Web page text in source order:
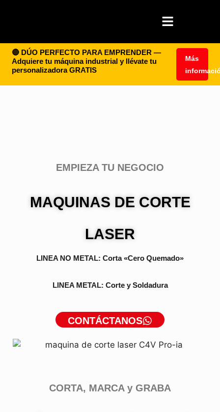
🔴 DÚO PERFECTO PARA EMPRENDER —
Adquiere tu máquina industrial y llévate tu
personalizadora GRATIS
Más
EMPIEZA TU NEGOCIO
MAQUINAS DE CORTE
LASER
LINEA NO METAL: Corta «Cero Quemado»
LINEA METAL: Corte y Soldadura
CONTÁCTANOS
CORTA, MARCA y GRABA